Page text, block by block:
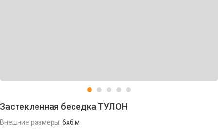
Застекленная беседка ТУЛОН
Внешние размеры: 6х6 м